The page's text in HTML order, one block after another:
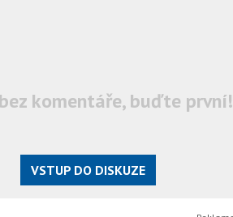
komentáře, buďte první!
VSTUP DO DISKUZE